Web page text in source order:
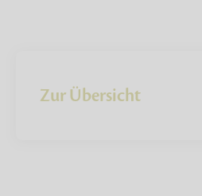
Zur Übersicht